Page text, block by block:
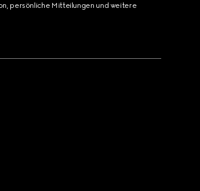
persönliche Mitteilungen und weitere